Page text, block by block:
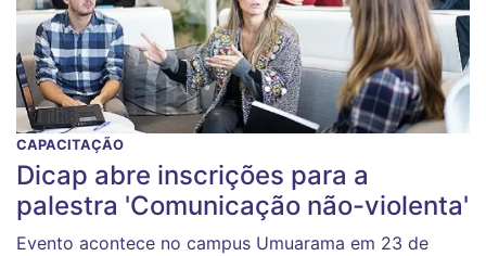
CAPACITAÇÃO
Dicap abre inscrições para a
palestra 'Comunicação não-violenta'
Evento acontece no campus Umuarama em 23 de